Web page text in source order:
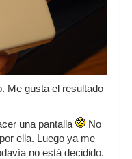
Me gusta el resultado
una pantalla
No
ella. Luego ya me
no está decidido.